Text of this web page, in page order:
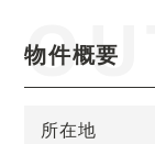
物件概要
所在地